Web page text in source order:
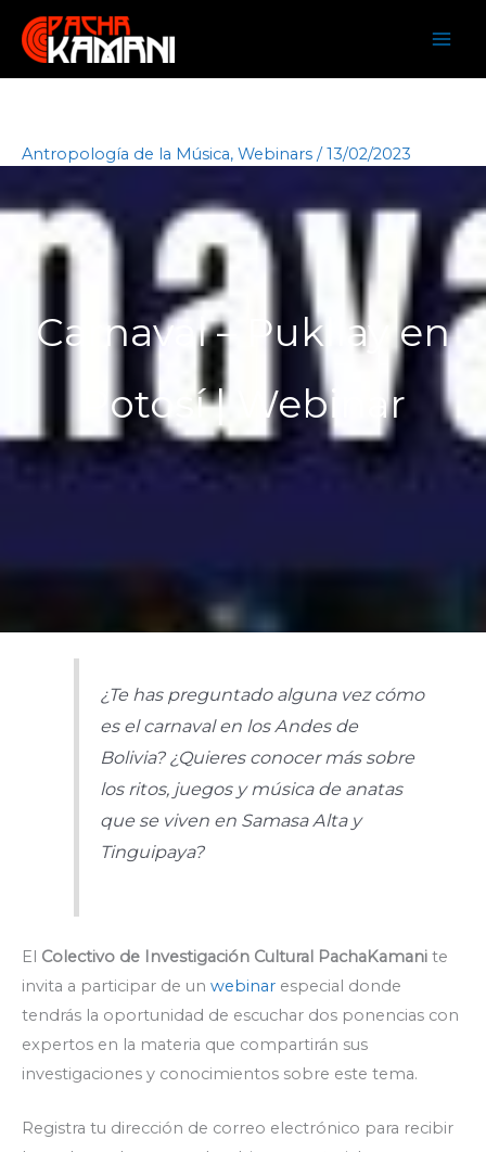
Antropología de la Música, Webinars /13/02/2023
Carnaval – Pukllay en
Potosí | Webinar
¿Te has preguntado alguna vez cómo
es el carnaval en los Andes de
Bolivia? ¿Quieres conocer más sobre
los ritos, juegos y música de anatas
que se viven en Samasa Alta y
Tinguipaya?
El Colectivo de Investigación Cultural PachaKamani te
invita a participar de un webinar especial donde
tendrás la oportunidad de escuchar dos ponencias con
expertos en la materia que compartirán sus
investigaciones y conocimientos sobre este tema.
Registra tu dirección de correo electrónico para recibir